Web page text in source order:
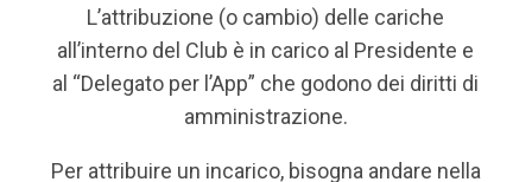
L’attribuzione (o cambio) delle cariche
all’interno del Club è in carico al Presidente e
al “Delegato per l’App” che godono dei diritti di
amministrazione.
Per attribuire un incarico, bisogna andare nella